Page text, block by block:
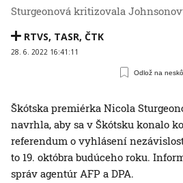
Sturgeonová kritizovala
RTVS, TASR, ČTK
28. 6. 2022 16:41:11
Odlož na
Škótska premiérka Nicola
navrhla, aby sa v Škótsku konalo
referendum o vyhlásení
to 19. októbra budúceho roku.
správ agentúr AFP a DPA.